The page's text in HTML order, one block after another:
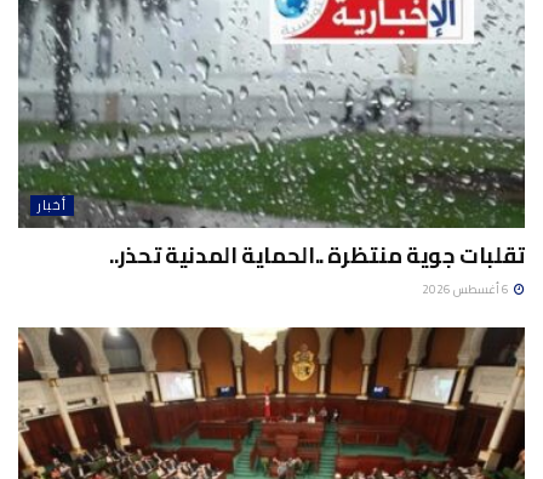
أخبار
تقلبات جوية منتظرة ..الحماية المدنية تحذر..